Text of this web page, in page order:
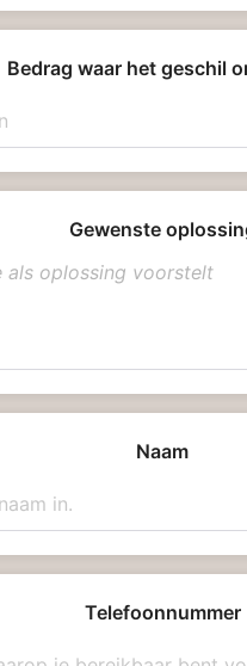
Bedrag waar het geschil
Gewenste
Naam
Telefoonnummer